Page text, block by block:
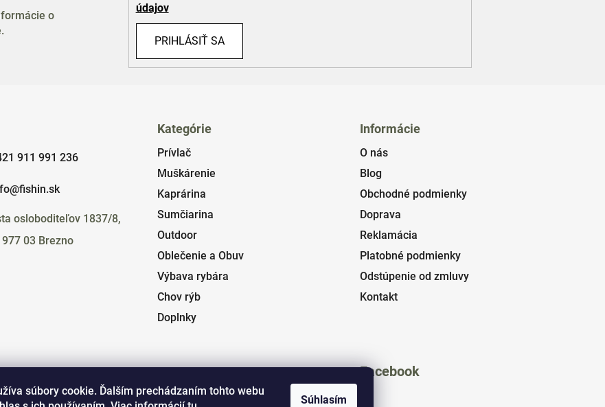
súbory cookie. Ďalším prechádzaním tohto webu
Súhlasím
o
údajov
PRIHLÁSIŤ SA
911 991 236
osloboditeľov 1837/8,
977 03 Brezno
Kategórie
Prívlač
Muškárenie
Kaprárina
Sumčiarina
Outdoor
Oblečenie a Obuv
Výbava rybára
Chov rýb
Doplnky
Informácie
O nás
Blog
Obchodné podmienky
Doprava
Reklamácia
Platobné podmienky
Odstúpenie od zmluvy
Kontakt
Facebook